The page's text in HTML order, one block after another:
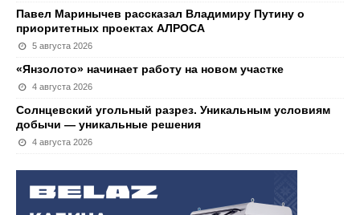
Павел Маринычев рассказал Владимиру Путину о
приоритетных проектах АЛРОСА
5 августа 2026
«Янзолото» начинает работу на новом участке
4 августа 2026
Солнцевский угольный разрез. Уникальным условиям
добычи — уникальные решения
4 августа 2026